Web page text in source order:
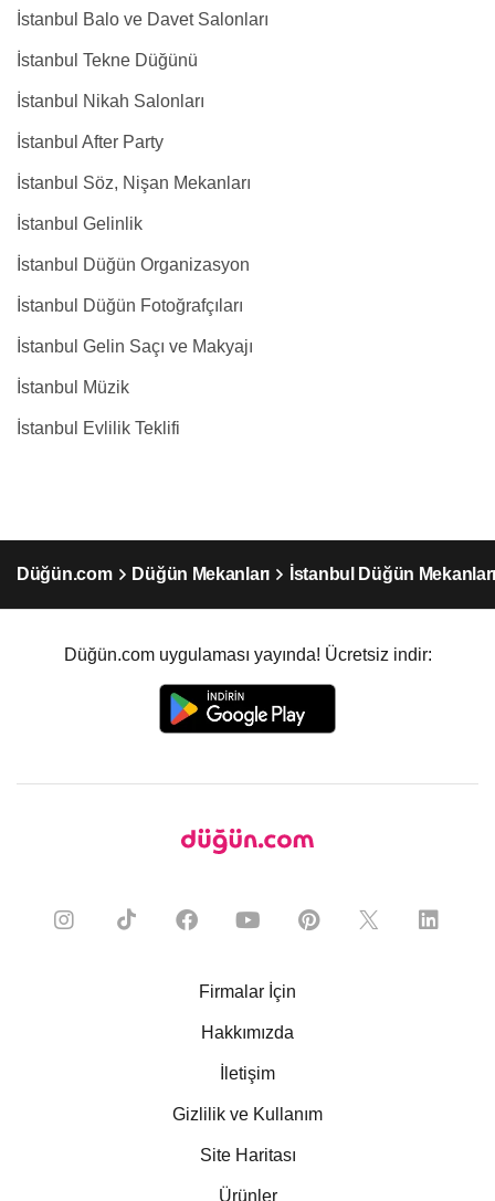
İstanbul Balo ve Davet Salonları
İstanbul Tekne Düğünü
İstanbul Nikah Salonları
İstanbul After Party
İstanbul Söz, Nişan Mekanları
İstanbul Gelinlik
İstanbul Düğün Organizasyon
İstanbul Düğün Fotoğrafçıları
İstanbul Gelin Saçı ve Makyajı
İstanbul Müzik
İstanbul Evlilik Teklifi
Düğün.com Düğün Mekanları İstanbul Düğün
Düğün.com uygulaması yayında! Ücretsiz indir:
Firmalar İçin
Hakkımızda
İletişim
Gizlilik ve Kullanım
Site Haritası
Ürünler